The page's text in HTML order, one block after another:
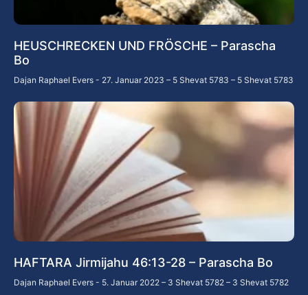
HEUSCHRECKEN UND FRÖSCHE – Parascha
Bo
Dajan Raphael Evers 27. Januar 2023 – 5 Shevat 5783 – 5 Shevat 5783
HAFTARA Jirmijahu 46:13-28 – Parascha Bo
Dajan Raphael Evers 5. Januar 2022 – 3 Shevat 5782 – 3 Shevat 5782